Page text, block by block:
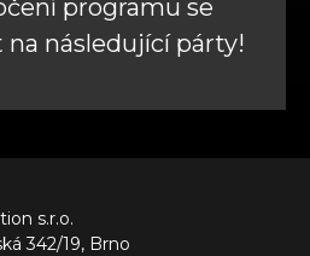
programu se
následující párty!
s.r.o.
342/19, Brno